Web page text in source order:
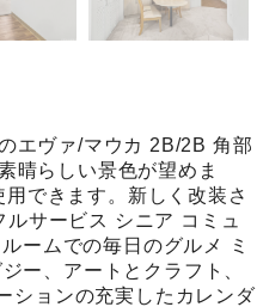
エヴァ/マウカ 2B/2B 角部
晴らしい景色が望めま
できます。新しく改装さ
サービス シニア コミュ
ームでの毎日のグルメ ミ
ー、アートとクラフト、
ションの充実したカレンダ